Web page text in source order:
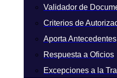
Validador de
Criterios de
Aporta Antecedentes
Respuesta a Oficios
Excepciones a la